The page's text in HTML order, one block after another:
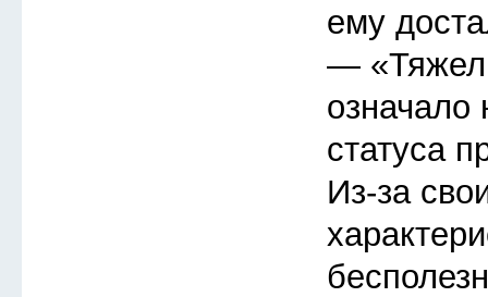
ему
—
означало
статуса
Из-за